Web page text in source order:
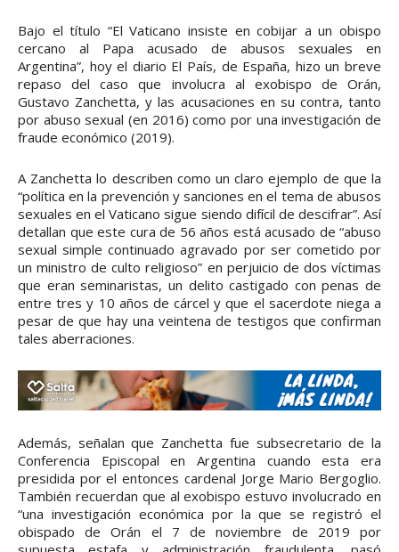
Bajo el título “El Vaticano insiste en cobijar a un obispo
cercano al Papa acusado de abusos sexuales en
Argentina”, hoy el diario El País, de España, hizo un breve
repaso del caso que involucra al exobispo de Orán,
Gustavo Zanchetta, y las acusaciones en su contra, tanto
por abuso sexual (en 2016) como por una investigación de
fraude económico (2019).
A Zanchetta lo describen como un claro ejemplo de que la
“política en la prevención y sanciones en el tema de abusos
sexuales en el Vaticano sigue siendo difícil de descifrar”. Así
detallan que este cura de 56 años está acusado de “abuso
sexual simple continuado agravado por ser cometido por
un ministro de culto religioso” en perjuicio de dos víctimas
que eran seminaristas, un delito castigado con penas de
entre tres y 10 años de cárcel y que el sacerdote niega a
pesar de que hay una veintena de testigos que confirman
tales aberraciones.
Además, señalan que Zanchetta fue subsecretario de la
Conferencia Episcopal en Argentina cuando esta era
presidida por el entonces cardenal Jorge Mario Bergoglio.
También recuerdan que al exobispo estuvo involucrado en
“una investigación económica por la que se registró el
obispado de Orán el 7 de noviembre de 2019 por